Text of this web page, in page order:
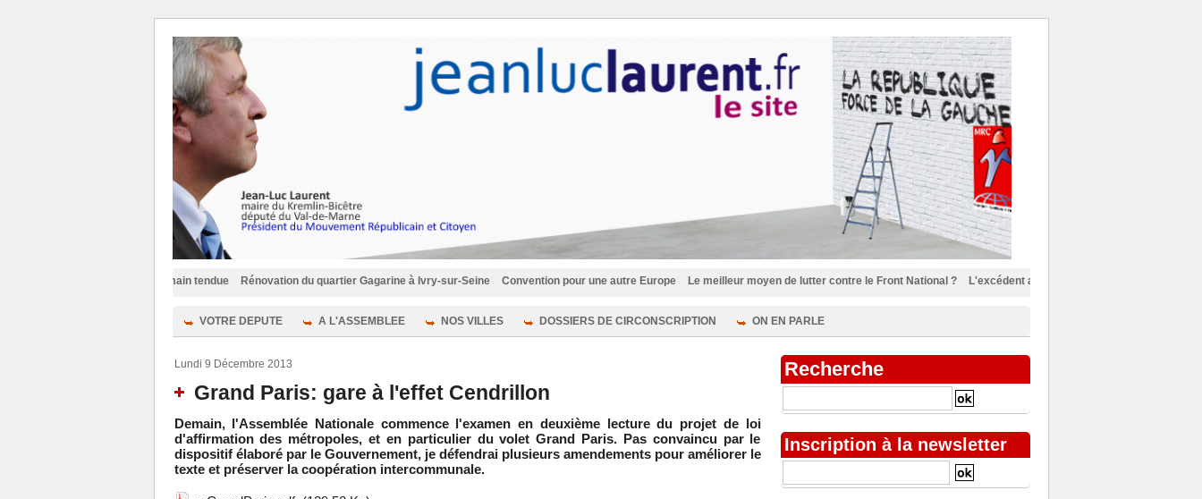
Rénovation du quartier Gagarine à Ivry-sur-Seine Convention pour une autre Europe Le meilleur moyen de lutter contre le Front National ? L'excédent allemand et la réorientation de la construction
VOTRE DEPUTE A L'ASSEMBLEE NOS VILLES DOSSIERS DE CIRCONSCRIPTION ON EN PARLE
Lundi 9 Décembre 2013
Grand Paris: gare à l'effet Cendrillon
Demain, l'Assemblée Nationale commence l'examen en deuxième lecture du projet de loi
d'affirmation des métropoles, et en particulier du volet Grand Paris. Pas convaincu par le
dispositif élaboré par le Gouvernement, je défendrai plusieurs amendements pour améliorer le
texte et préserver la coopération intercommunale.
Recherche
Inscription à la newsletter